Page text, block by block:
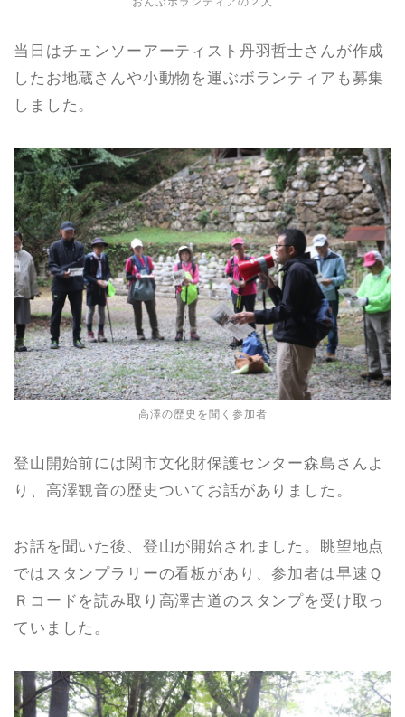
当日はチェンソーアーティスト丹羽哲士さんが作成
したお地蔵さんや小動物を運ぶボランティアも募集
しました。
高澤の歴史を聞く参加者
登山開始前には関市文化財保護センター森島さんよ
り、高澤観音の歴史ついてお話がありました。
お話を聞いた後、登山が開始されました。眺望地点
ではスタンプラリーの看板があり、参加者は早速Ｑ
Ｒコードを読み取り高澤古道のスタンプを受け取っ
ていました。